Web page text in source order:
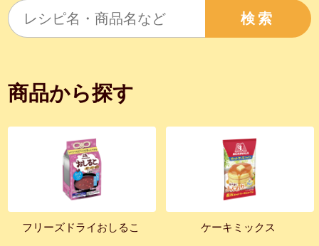
検索
商品から探す
フリーズドライおしるこ ケーキミックス